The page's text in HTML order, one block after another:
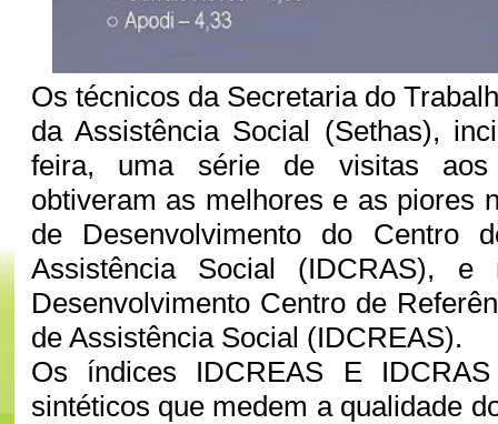
Os técnicos da Secretaria do
da Assistência Social (Sethas),
feira, uma série de visitas aos
obtiveram as melhores e as piores
de Desenvolvimento do Centro
Assistência Social (IDCRAS), e
Desenvolvimento Centro de
de Assistência Social (IDCREAS).
Os índices IDCREAS E
sintéticos que medem a qualidade